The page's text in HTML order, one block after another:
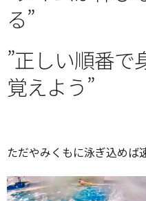
る”
”正しい順番で
覚えよう”
ただやみくもに泳ぎ込めば